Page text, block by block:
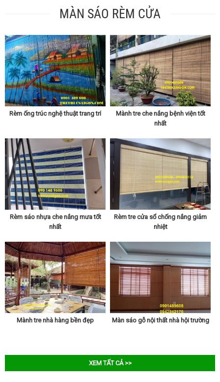
MÀN SÁO RÈM CỬA
Rèm ống trúc nghệ thuật trang trí
Mành tre che nắng bệnh viện tốt
nhất
Rèm sáo nhựa che nắng mưa tốt
nhất
Rèm tre cửa sổ chống nắng giảm
nhiệt
Mành tre nhà hàng bền đẹp Màn sáo gỗ nội thất nhà hội trường
XEM TẤT CẢ >>